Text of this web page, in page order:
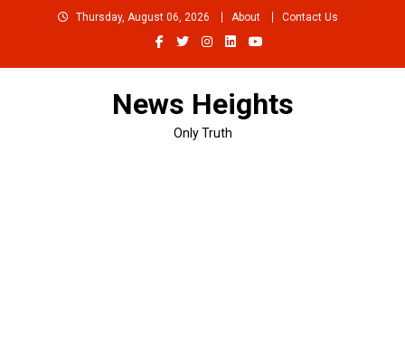
Thursday, August 06, 2026 About Contact Us
News Heights
Only Truth